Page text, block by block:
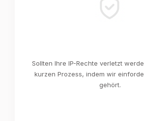
Sollten Ihre IP-Rechte verletzt
kurzen Prozess, indem wir
gehört.